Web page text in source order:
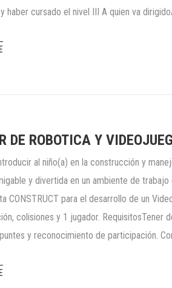
haber cursado el nivel III A quien va
DE ROBOTICA Y
al niño(a) en la construcción y
y divertida en un ambiente de
CONSTRUCT para el desarrollo de un
colisiones y 1 jugador. RequisitosTener
y reconocimiento de participación.